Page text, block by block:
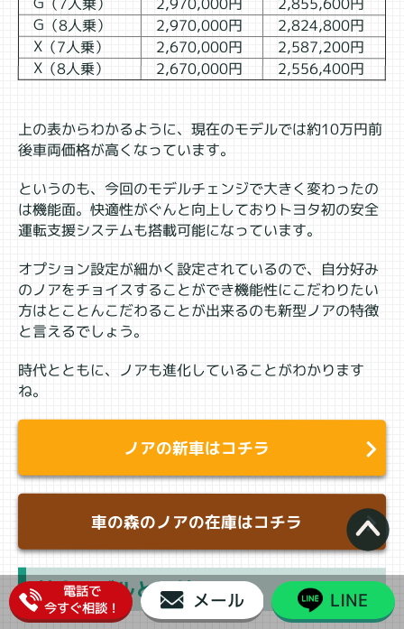
電話で
今すぐ相談！ メール LINE
G（8人乗） 2,970,000円 2,824,800円
X（7人乗） 2,670,000円 2,587,200円
X（8人乗） 2,670,000円 2,556,400円
上の表からわかるように、現在のモデルでは約10万円前
後車両価格が高くなっています。
というのも、今回のモデルチェンジで大きく変わったの
は機能面。快適性がぐんと向上しておりトヨタ初の安全
運転支援システムも搭載可能になっています。
オプション設定が細かく設定されているので、自分好み
のノアをチョイスすることができ機能性にこだわりたい
方はとことんこだわることが出来るのも新型ノアの特徴
と言えるでしょう。
時代とともに、ノアも進化していることがわかります
ね。
ノアの新車はコチラ
車の森のノアの在庫はコチラ
競合モデルと比較